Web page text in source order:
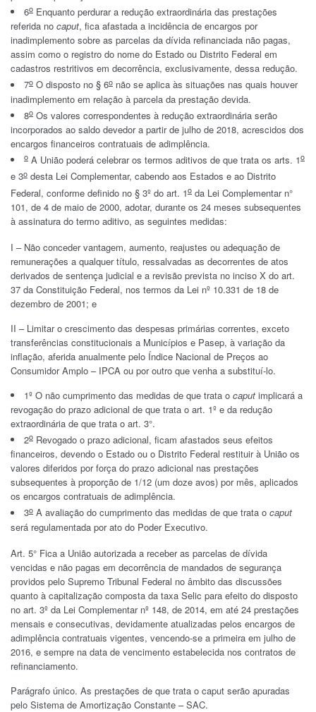
6o Enquanto perdurar a redução extraordinária das prestações
referida no caput, fica afastada a incidência de encargos por
inadimplemento sobre as parcelas da dívida refinanciada não pagas,
assim como o registro do nome do Estado ou Distrito Federal em
cadastros restritivos em decorrência, exclusivamente, dessa redução.
7o O disposto no § 6o não se aplica às situações nas quais houver
inadimplemento em relação à parcela da prestação devida.
8o Os valores correspondentes à redução extraordinária serão
incorporados ao saldo devedor a partir de julho de 2018, acrescidos dos
encargos financeiros contratuais de adimplência.
o A União poderá celebrar os termos aditivos de que trata os arts. 1o
e 3o desta Lei Complementar, cabendo aos Estados e ao Distrito
Federal, conforme definido no § 3º do art. 1o da Lei Complementar n°
101, de 4 de maio de 2000, adotar, durante os 24 meses subsequentes
à assinatura do termo aditivo, as seguintes medidas:
I – Não conceder vantagem, aumento, reajustes ou adequação de
remunerações a qualquer título, ressalvadas as decorrentes de atos
derivados de sentença judicial e a revisão prevista no inciso X do art.
37 da Constituição Federal, nos termos da Lei nº 10.331 de 18 de
dezembro de 2001; e
II – Limitar o crescimento das despesas primárias correntes, exceto
transferências constitucionais a Municípios e Pasep, à variação da
inflação, aferida anualmente pelo Índice Nacional de Preços ao
Consumidor Amplo – IPCA ou por outro que venha a substituí-lo.
1º O não cumprimento das medidas de que trata o caput implicará a
revogação do prazo adicional de que trata o art. 1º e da redução
extraordinária de que trata o art. 3°.
2o Revogado o prazo adicional, ficam afastados seus efeitos
financeiros, devendo o Estado ou o Distrito Federal restituir à União os
valores diferidos por força do prazo adicional nas prestações
subsequentes à proporção de 1/12 (um doze avos) por mês, aplicados
os encargos contratuais de adimplência.
3o A avaliação do cumprimento das medidas de que trata o caput
será regulamentada por ato do Poder Executivo.
Art. 5° Fica a União autorizada a receber as parcelas de dívida
vencidas e não pagas em decorrência de mandados de segurança
providos pelo Supremo Tribunal Federal no âmbito das discussões
quanto à capitalização composta da taxa Selic para efeito do disposto
no art. 3º da Lei Complementar nº 148, de 2014, em até 24 prestações
mensais e consecutivas, devidamente atualizadas pelos encargos de
adimplência contratuais vigentes, vencendo-se a primeira em julho de
2016, e sempre na data de vencimento estabelecida nos contratos de
refinanciamento.
Parágrafo único. As prestações de que trata o caput serão apuradas
pelo Sistema de Amortização Constante – SAC.